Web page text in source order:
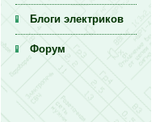
Блоги электриков
Форум